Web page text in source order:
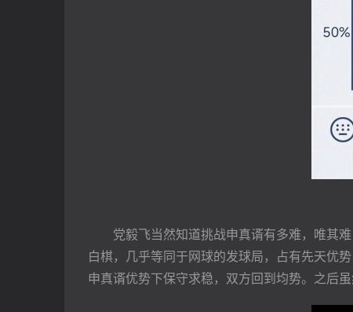
党毅飞当然知道挑战申真谞有多难，唯其难
白棋，几乎等同于网球的发球局，占有先天优
申真谞优势下保守求稳，双方回到均势。之后